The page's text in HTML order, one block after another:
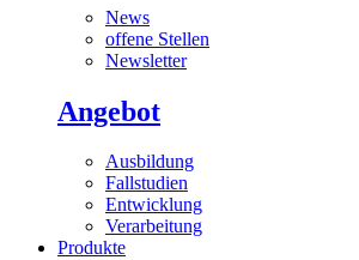
News
offene Stellen
Newsletter
Angebot
Ausbildung
Fallstudien
Entwicklung
Verarbeitung
Produkte